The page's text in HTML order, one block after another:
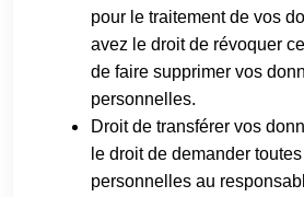
pour le traitement de vos
avez le droit de révoquer
de faire supprimer vos
personnelles.
Droit de transférer vos
le droit de demander
personnelles au